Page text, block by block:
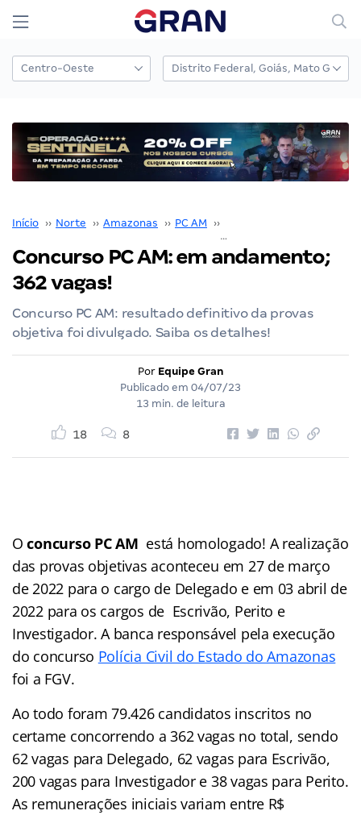
Início ›› Norte ›› Amazonas ›› PC AM ››
Concurso PC AM: em andamento;
362 vagas!
Concurso PC AM: resultado definitivo da provas
objetiva foi divulgado. Saiba os detalhes!
Por Equipe Gran
Publicado em 04/07/23
13 min. de leitura
18 8
Oconcurso PC AM está homologado! A realização
das provas objetivas aconteceu em 27 de março
de 2022 para o cargo de Delegado e em 03 abril de
2022 para os cargos de Escrivão, Perito e
Investigador. A banca responsável pela execução
do concurso Polícia Civil do Estado do Amazonas
foi a FGV.
Ao todo foram 79.426 candidatos inscritos no
certame concorrendo a 362 vagas no total, sendo
62 vagas para Delegado, 62 vagas para Escrivão,
200 vagas para Investigador e 38 vagas para Perito.
As remunerações iniciais variam entre R$